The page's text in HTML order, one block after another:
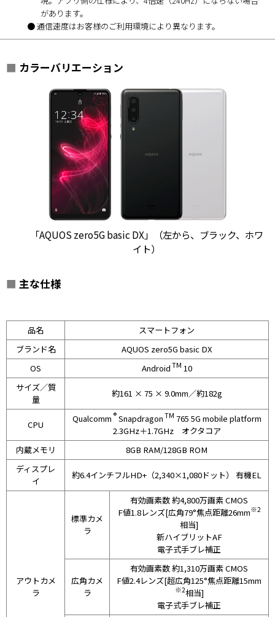
があります。
● 通信速度はお客様のご利用環境により異なります。
■ カラーバリエーション
「AQUOS zero5G basic DX」（左から、ブラック、ホワ
イト）
■ 主な仕様
品名
スマートフォン
ブランド名
AQUOS zero5G basic DX
OS
AndroidTM 10
サイズ／質
量
約161 × 75 × 9.0mm／約182g
CPU
Qualcomm ®SnapdragonTM 765 5G mobile platform
2.3GHz＋1.7GHz オクタコア
内蔵メモリ
8GB RAM/128GB ROM
ディスプレ
イ
約6.4インチフルHD+（2,340×1,080ドット） 有機EL
アウトカメ
ラ
標準カメ
ラ
有効画素数 約4,800万画素 CMOS
F値1.8レンズ[広角79°焦点距離26mm※2
相当]
新ハイブリットAF
電子式手ブレ補正
広角カメ
ラ
有効画素数 約1,310万画素 CMOS
F値2.4レンズ[超広角125°焦点距離15mm
※2相当]
電子式手ブレ補正